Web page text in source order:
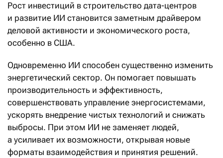
Рост инвестиций в строительство дата-центров
и развитие ИИ становится заметным драйвером
деловой активности и экономического роста,
особенно в США.
Одновременно ИИ способен существенно изменить
энергетический сектор. Он помогает повышать
производительность и эффективность,
совершенствовать управление энергосистемами,
ускорять внедрение чистых технологий и снижать
выбросы. При этом ИИ не заменяет людей,
а усиливает их возможности, открывая новые
форматы взаимодействия и принятия решений.